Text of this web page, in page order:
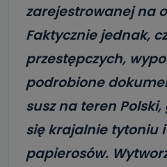
zarejestrowanej na
Faktycznie jednak,
przestępczych,
podrobione
susz na teren
się krajalnie tytoniu
papierosów.